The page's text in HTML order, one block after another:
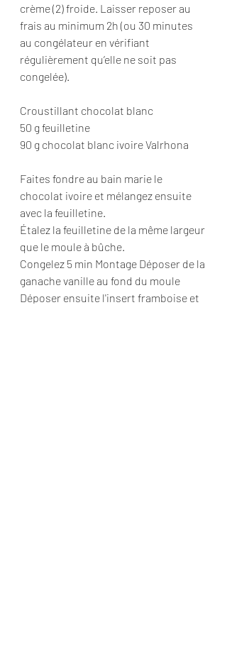
crème (2) froide. Laisser reposer au
frais au minimum 2h (ou 30 minutes
au congélateur en vérifiant
régulièrement qu’elle ne soit pas
congelée).
Croustillant chocolat blanc
50 g feuilletine
90 g chocolat blanc ivoire Valrhona
Faites fondre au bain marie le
chocolat ivoire et mélangez ensuite
avec la feuilletine.
Étalez la feuilletine de la même largeur
que le moule à bûche.
Congelez 5 min Montage Déposer de la
ganache vanille au fond du moule
Déposer ensuite l'insert framboise et